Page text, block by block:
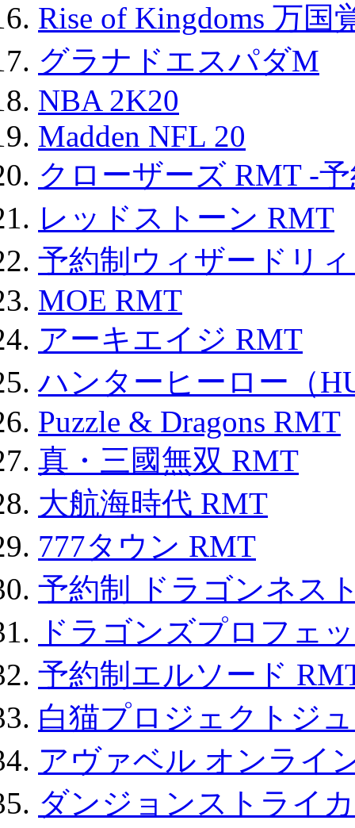
Rise of Kingdoms 万
グラナドエスパダM
NBA 2K20
Madden NFL 20
クローザーズ RMT -
レッドストーン RMT
予約制ウィザードリ
MOE RMT
アーキエイジ RMT
ハンターヒーロー（
Puzzle & Dragons RMT
真・三國無双 RMT
大航海時代 RMT
777タウン RMT
予約制 ドラゴンネス
ドラゴンズプロフェ
予約制エルソード
白猫プロジェクトジ
アヴァベル オンライ
ダンジョンストライ